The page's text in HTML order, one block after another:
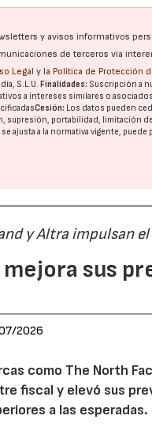
y avisos informativos
de terceros vía
Legal y la Política de Protección
S.L.U.Finalidades: Suscripción a
a intereses similares o
Cesión: Los datos pueden
supresión, portabilidad, limitación
ajusta a la normativa vigente,
y Altra impulsan
sus
2026
como The North
fiscal y elevó sus
a las esperadas.